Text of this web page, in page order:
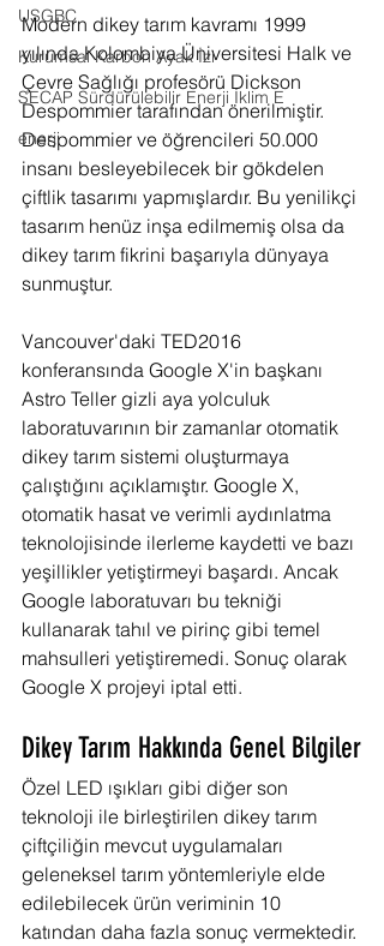
USGBC
Kurumsal Karbon Ayak İzi
SECAP Sürdürülebilir Enerji İklim E
enerji
Modern dikey tarım kavramı 1999
yılında Kolombiya Üniversitesi Halk ve
Çevre Sağlığı profesörü Dickson
Despommier tarafından önerilmiştir.
Despommier ve öğrencileri 50.000
insanı besleyebilecek bir gökdelen
çiftlik tasarımı yapmışlardır. Bu yenilikçi
tasarım henüz inşa edilmemiş olsa da
dikey tarım fikrini başarıyla dünyaya
sunmuştur.
Vancouver'daki TED2016
konferansında Google X'in başkanı
Astro Teller gizli aya yolculuk
laboratuvarının bir zamanlar otomatik
dikey tarım sistemi oluşturmaya
çalıştığını açıklamıştır. Google X,
otomatik hasat ve verimli aydınlatma
teknolojisinde ilerleme kaydetti ve bazı
yeşillikler yetiştirmeyi başardı. Ancak
Google laboratuvarı bu tekniği
kullanarak tahıl ve pirinç gibi temel
mahsulleri yetiştiremedi. Sonuç olarak
Google X projeyi iptal etti.
Dikey Tarım Hakkında Genel Bilgiler
Özel LED ışıkları gibi diğer son
teknoloji ile birleştirilen dikey tarım
çiftçiliğin mevcut uygulamaları
geleneksel tarım yöntemleriyle elde
edilebilecek ürün veriminin 10
katından daha fazla sonuç vermektedir.